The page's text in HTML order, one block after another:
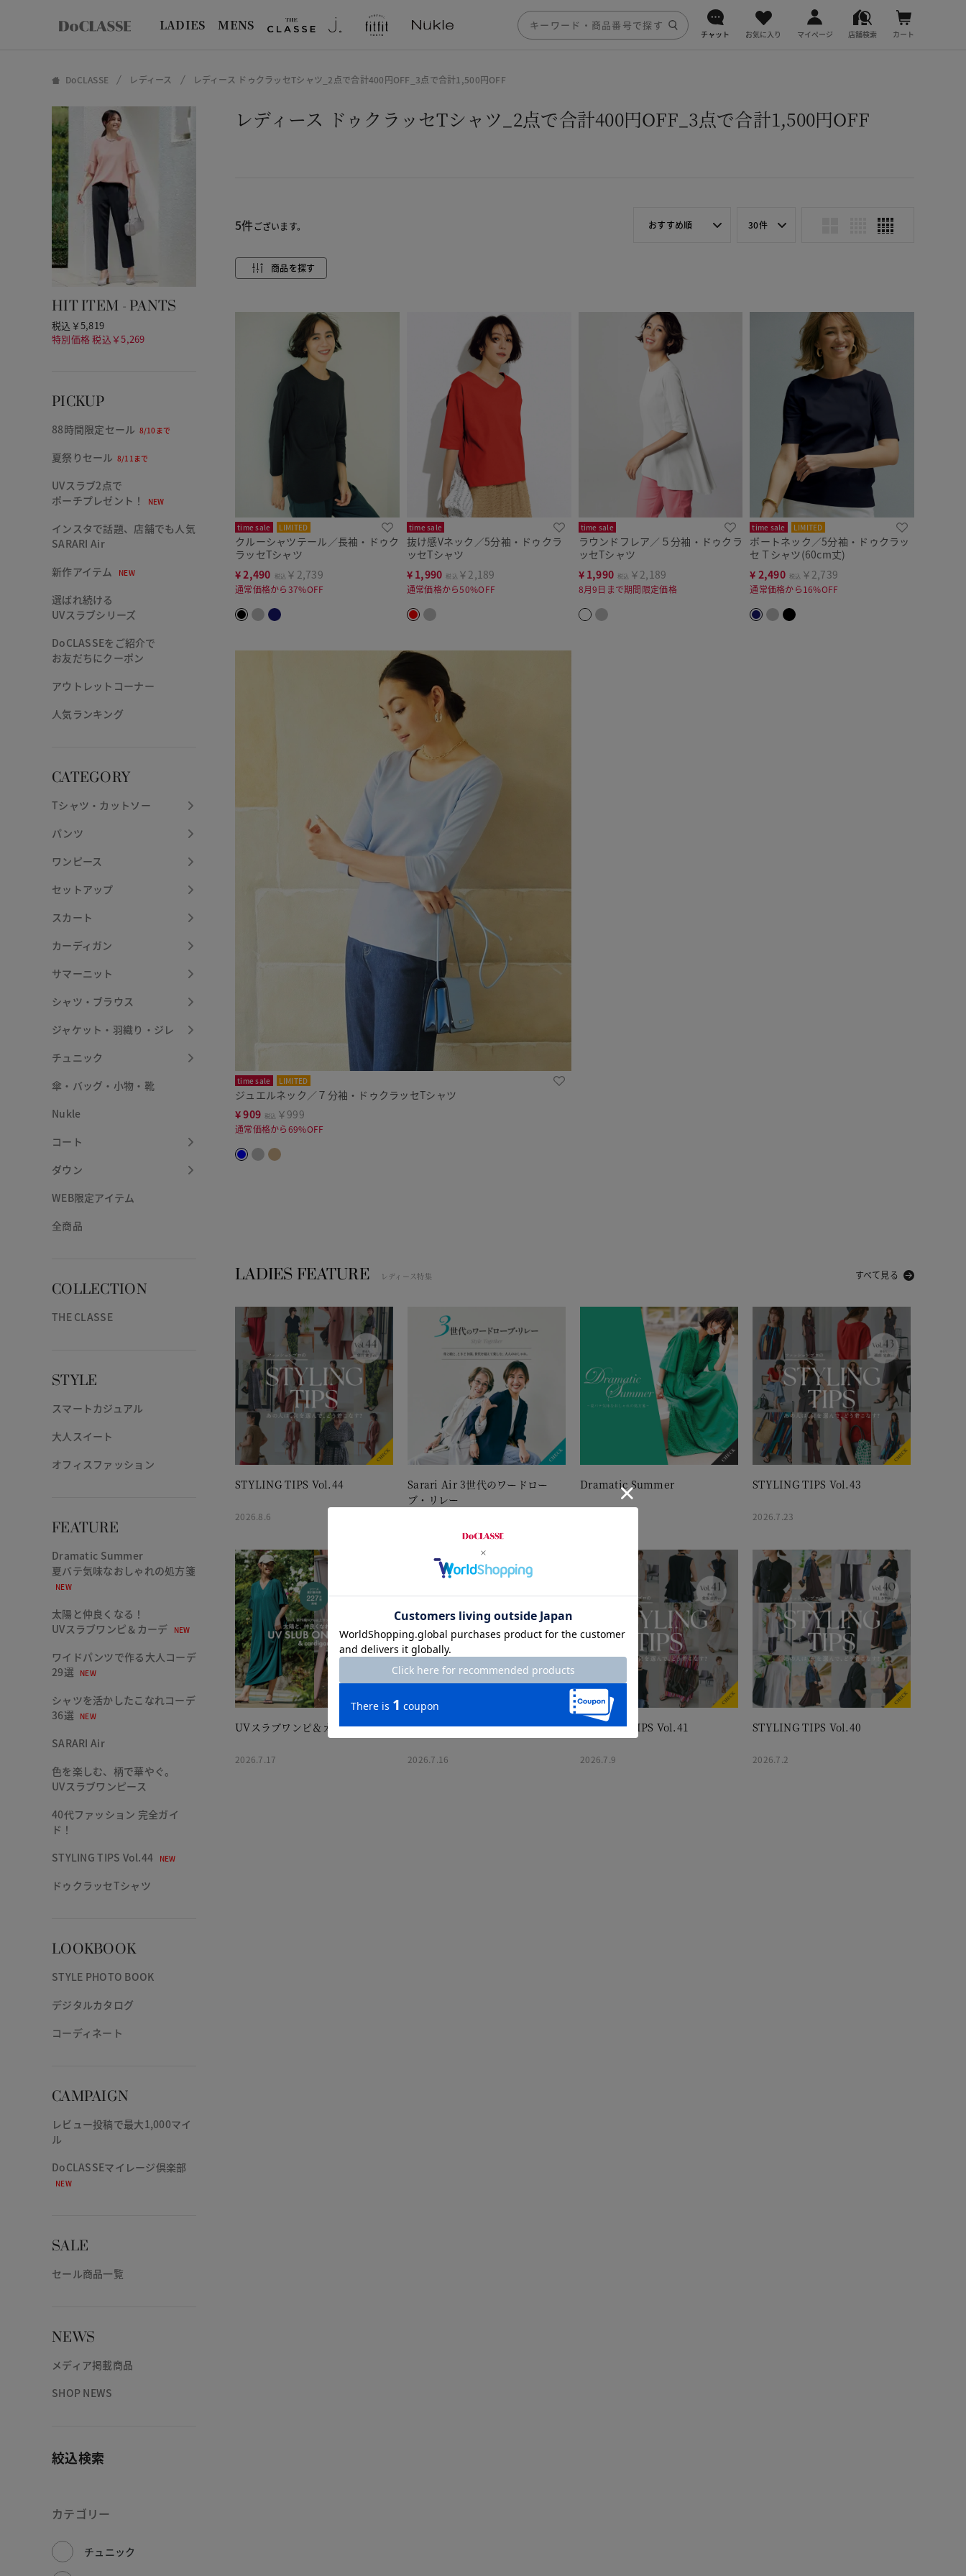
LADIES MENS
チャット お気に入り マイページ 店舗検索 カート
DoCLASSE レディース レディース ドゥクラッセTシャツ_2点で合計400円OFF_3点で合計1,500円OFF
HIT ITEM - PANTS
税込￥5,819
特別価格 税込￥5,269
PICKUP
88時間限定セール 8/10まで
夏祭りセール 8/11まで
UVスラブ2点で
ポーチプレゼント！
NEW
インスタで話題、店舗でも人気
SARARI Air
新作アイテム
NEW
選ばれ続ける
UVスラブシリーズ
DoCLASSEをご紹介で
お友だちにクーポン
アウトレットコーナー
人気ランキング
CATEGORY
Tシャツ・カットソー
パンツ
ワンピース
セットアップ
スカート
カーディガン
サマーニット
シャツ・ブラウス
ジャケット・羽織り・ジレ
チュニック
傘・バッグ・小物・靴
Nukle
コート
ダウン
WEB限定アイテム
全商品
COLLECTION
THE CLASSE
STYLE
スマートカジュアル
大人スイート
オフィスファッション
FEATURE
Dramatic Summer
夏バテ気味なおしゃれの処方箋
NEW
太陽と仲良くなる！
UVスラブワンピ＆カーデ
NEW
ワイドパンツで作る大人コーデ
29選
NEW
シャツを活かしたこなれコーデ
36選
NEW
SARARI Air
色を楽しむ、柄で華やぐ。
UVスラブワンピース
40代ファッション 完全ガイ
ド！
STYLING TIPS Vol.44
NEW
ドゥクラッセTシャツ
LOOKBOOK
STYLE PHOTO BOOK
デジタルカタログ
コーディネート
CAMPAIGN
レビュー投稿で最大1,000マイ
ル
DoCLASSEマイレージ倶楽部
NEW
SALE
セール商品一覧
NEWS
メディア掲載商品
SHOP NEWS
絞込検索
カテゴリー
チュニック
レディース ドゥクラッセTシャツ_2点で合計400円OFF_3点で合計1,500円OFF
5件ございます。 おすすめ順 30件
商品を探す
time sale LIMITED
クルーシャツテール／長袖・ドゥク
ラッセTシャツ
¥2,490 税込 ￥2,739
通常価格から37%OFF
time sale
抜け感Vネック／5分袖・ドゥクラ
ッセTシャツ
¥ 1,990 税込 ￥2,189
通常価格から50%OFF
time sale
ラウンドフレア／５分袖・ドゥクラ
ッセTシャツ
¥ 1,990 税込 ￥2,189
8月9日まで期間限定価格
time sale LIMITED
ボートネック／5分袖・ドゥクラッ
セＴシャツ(60cm丈)
¥ 2,490 税込 ￥2,739
通常価格から16%OFF
time sale LIMITED
ジュエルネック／７分袖・ドゥクラッセTシャツ
¥909 税込 ￥999
通常価格から69%OFF
LADIES FEATURE レディース特集 すべて見る
STYLING TIPS Vol.44
2026.8.6
Sarari Air 3世代のワードロー
ブ・リレー
Dramatic Summer STYLING TIPS Vol.43
2026.7.23
UVスラブワンピ＆カーデ
2026.7.17
STYLING TIPS Vol.42
2026.7.16
STYLING TIPS Vol.41
2026.7.9
STYLING TIPS Vol.40
2026.7.2